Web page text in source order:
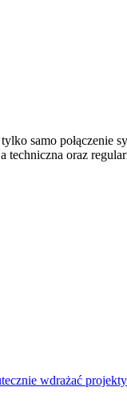
samo połączenie
techniczna oraz
wdrażać